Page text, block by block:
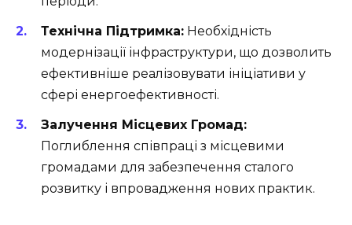
Технічна Підтримка: Необхідність
модернізації інфраструктури, що дозволить
ефективніше реалізовувати ініціативи у
сфері енергоефективності.
Залучення Місцевих Громад:
Поглиблення співпраці з місцевими
громадами для забезпечення сталого
розвитку і впровадження нових практик.